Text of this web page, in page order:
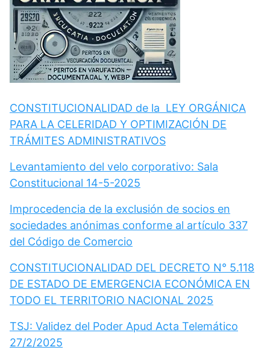
CONSTITUCIONALIDAD de la LEY ORGÁNICA
PARA LA CELERIDAD Y OPTIMIZACIÓN DE
TRÁMITES ADMINISTRATIVOS
Levantamiento del velo corporativo: Sala
Constitucional 14-5-2025
Improcedencia de la exclusión de socios en
sociedades anónimas conforme al artículo 337
del Código de Comercio
CONSTITUCIONALIDAD DEL DECRETO N° 5.118
DE ESTADO DE EMERGENCIA ECONÓMICA EN
TODO EL TERRITORIO NACIONAL 2025
TSJ: Validez del Poder Apud Acta Telemático
27/2/2025